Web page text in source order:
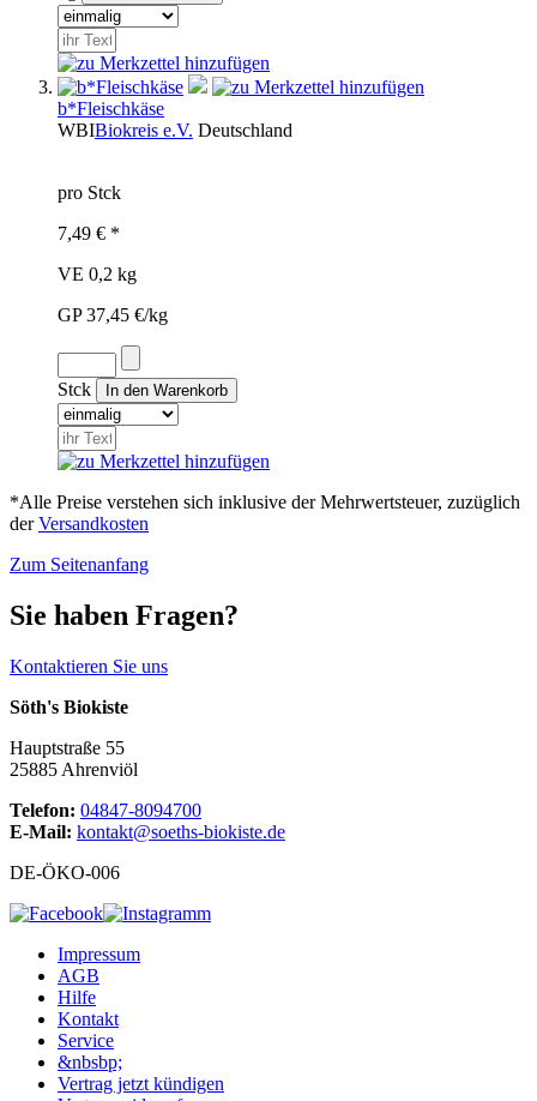
b*Fleischkäse
WBIBiokreis e.V. Deutschland
pro Stck
7,49 € *
VE 0,2 kg
GP 37,45 €/kg
Stck
*Alle Preise verstehen sich inklusive der Mehrwertsteuer, zuzüglich
derVersandkosten
Zum Seitenanfang
Sie haben Fragen?
Kontaktieren Sie uns
Söth's Biokiste
Hauptstraße 55
25885 Ahrenviöl
Telefon: 04847-8094700
E-Mail: kontakt@soeths-biokiste.de
DE-ÖKO-006
Impressum
AGB
Hilfe
Kontakt
Service
&nbsbp;
Vertrag jetzt kündigen